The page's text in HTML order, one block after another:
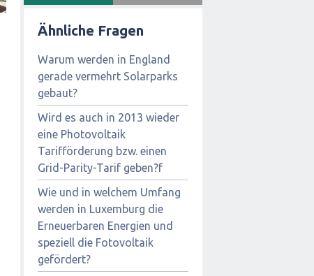
Ähnliche Fragen
Warum werden in England
gerade vermehrt Solarparks
gebaut?
Wird es auch in 2013 wieder
eine Photovoltaik
Tarifförderung bzw. einen
Grid-Parity-Tarif geben?f
Wie und in welchem Umfang
werden in Luxemburg die
Erneuerbaren Energien und
speziell die Fotovoltaik
gefördert?